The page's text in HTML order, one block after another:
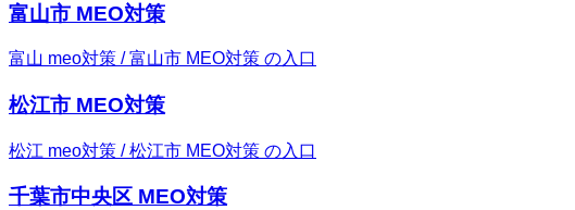
富山市 MEO対策
富山 meo対策 / 富山市 MEO対策 の入口
松江市 MEO対策
松江 meo対策 / 松江市 MEO対策 の入口
千葉市中央区 MEO対策